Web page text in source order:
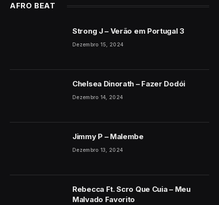
AFRO BEAT
Strong J – Verão em Portugal 3
Dezembro 15, 2024
Chelsea Dinorath – Fazer Dodói
Dezembro 14, 2024
Jimmy P – Malembe
Dezembro 13, 2024
Rebecca Ft. Scro Que Cuia – Meu
Malvado Favorito